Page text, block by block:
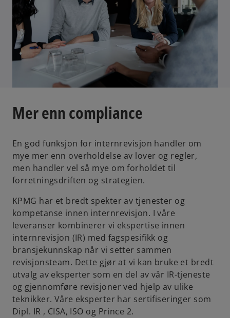
Mer enn compliance
En god funksjon for internrevisjon handler om
mye mer enn overholdelse av lover og regler,
men handler vel så mye om forholdet til
forretningsdriften og strategien.
KPMG har et bredt spekter av tjenester og
kompetanse innen internrevisjon. I våre
leveranser kombinerer vi ekspertise innen
internrevisjon (IR) med fagspesifikk og
bransjekunnskap når vi setter sammen
revisjonsteam. Dette gjør at vi kan bruke et bredt
utvalg av eksperter som en del av vår IR-tjeneste
og gjennomføre revisjoner ved hjelp av ulike
teknikker. Våre eksperter har sertifiseringer som
Dipl. IR , CISA, ISO og Prince 2.